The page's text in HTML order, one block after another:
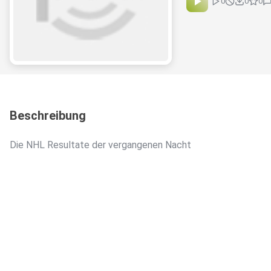
Beschreibung
Die NHL Resultate der vergangenen Nacht